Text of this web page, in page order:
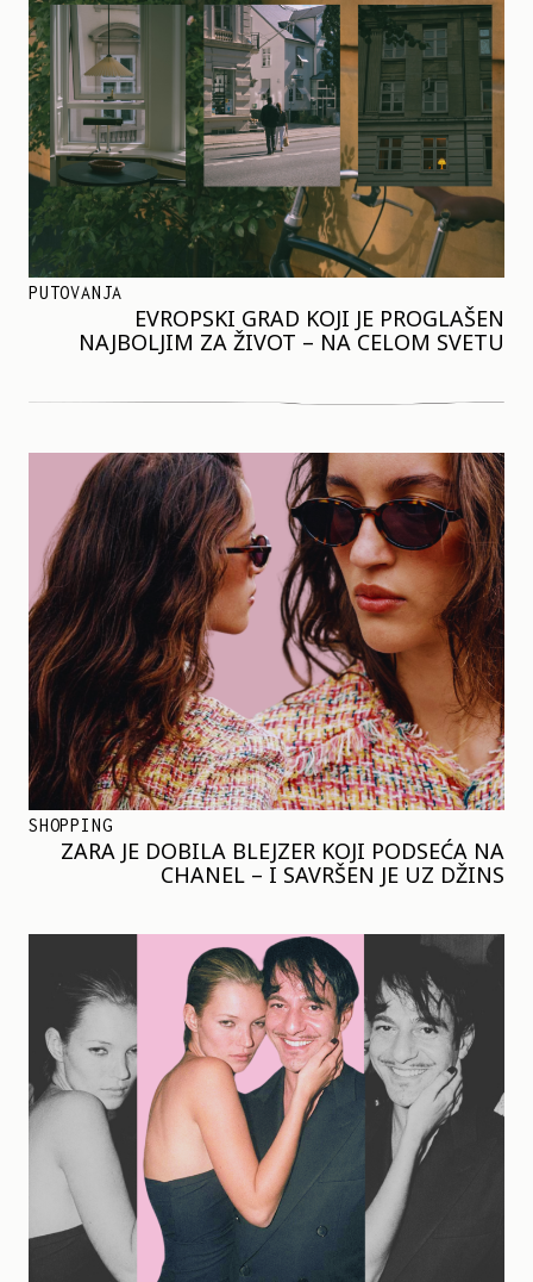
PUTOVANJA
EVROPSKI GRAD KOJI JE PROGLAŠEN
NAJBOLJIM ZA ŽIVOT – NA CELOM SVETU
SHOPPING
ZARA JE DOBILA BLEJZER KOJI PODSEĆA NA
CHANEL – I SAVRŠEN JE UZ DŽINS